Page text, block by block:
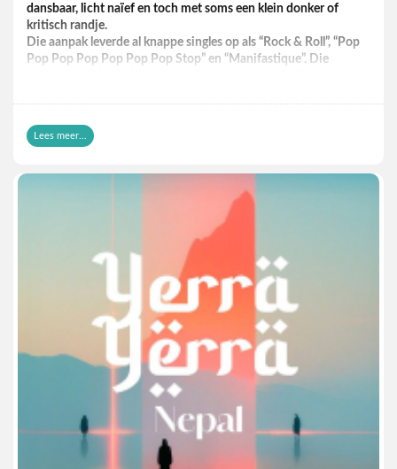
dansbaar, licht naïef en toch met soms een klein donker of
kritisch randje.
Die aanpak leverde al knappe singles op als “Rock & Roll”, “Pop
Pop Pop Pop Pop Pop Pop Stop” en “Manifastique”. Die
“How Does It Feel” is ook al tegendraads dansbaar en über-
catchy. Het is niet voor niets dat België al te klein is voor
https://www.youtube.com/watch?v=O4g-BHdvhyI
Lees meer...